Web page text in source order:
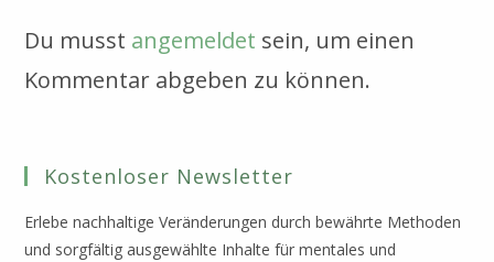
Du musst angemeldet sein, um einen
Kommentar abgeben zu können.
Kostenloser Newsletter
Erlebe nachhaltige Veränderungen durch bewährte Methoden
und sorgfältig ausgewählte Inhalte für mentales und